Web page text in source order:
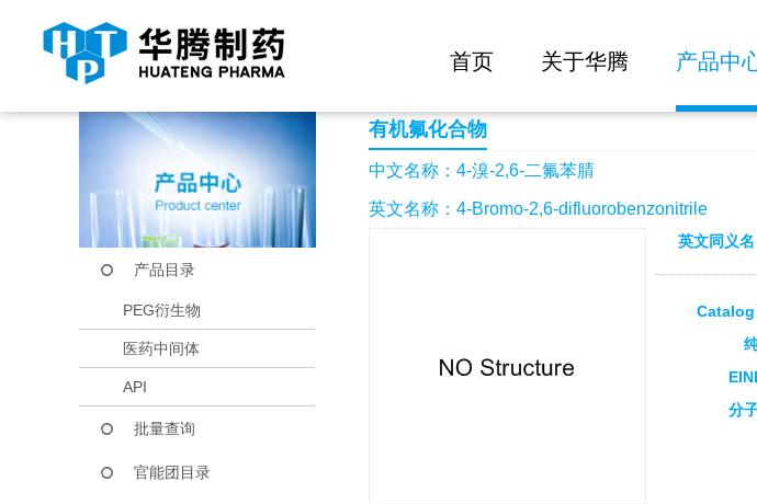
首页 关于华腾 产品中
当前位置： 首页 产品中心 4-溴-2,6-二氟苯腈
产品目录
PEG衍生物
医药中间体
API
批量查询
官能团目录
有机氟化合物
中文名称：4-溴-2,6-二氟苯腈
英文名称：4-Bromo-2,6-difluorobenzonitrile
英文同义名
Catalog
分